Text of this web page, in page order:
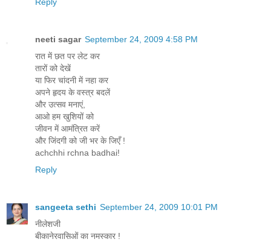
Reply
neeti sagar September 24, 2009 4:58 PM
रात में छत पर लेट कर
तारों को देखें
या फिर चांदनी में नहा कर
अपने हृदय के वस्त्र बदलें
और उत्सव मनाएं,
आओ हम खुशियों को
जीवन में आमंत्रित करें
और जिंदगी को जी भर के जिएँ !
achchhi rchna badhai!
Reply
sangeeta sethi September 24, 2009 10:01 PM
नीलेशजी
बीकानेरवासिओं का नमस्कार !